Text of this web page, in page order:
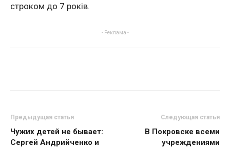
строком до 7 років.
- Реклама -
Предыдущая статья
Чужих детей не бывает:
Сергей Андрийченко и
Следующая статья
В Покровске всеми
учреждениями